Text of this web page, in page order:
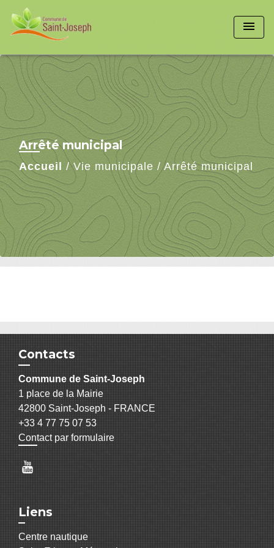
menu
Arrêté municipal
Accueil /Vie municipale /Arrêté municipal
Contacts
Commune de Saint-Joseph
1 place de la Mairie
42800 Saint-Joseph - FRANCE
+33 4 77 75 07 53
Contact par formulaire
Liens
Centre nautique